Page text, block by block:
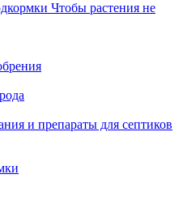
Чтобы растения не
и препараты для септиков